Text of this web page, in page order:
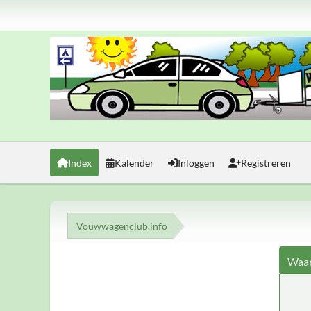
Index Kalender Inloggen Registreren
Vouwwagenclub.info